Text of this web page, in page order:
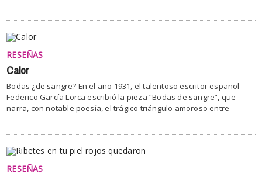
RESEÑAS
Calor
Bodas ¿de sangre? En el año 1931, el talentoso escritor español
Federico García Lorca escribió la pieza “Bodas de sangre”, que
narra, con notable poesía, el trágico triángulo amoroso entre
RESEÑAS